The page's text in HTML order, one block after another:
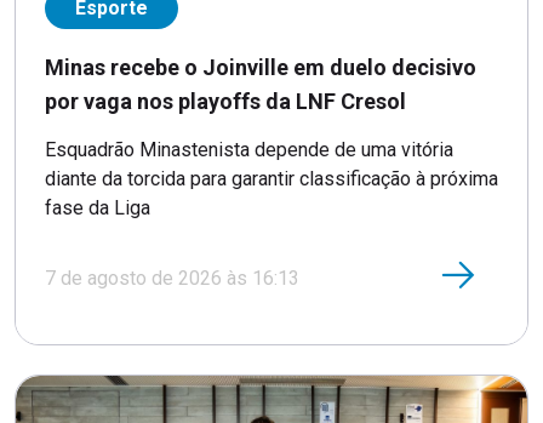
Esporte
Minas recebe o Joinville em duelo decisivo
por vaga nos playoffs da LNF Cresol
Esquadrão Minastenista depende de uma vitória
diante da torcida para garantir classificação à próxima
fase da Liga
7 de agosto de 2026 às 16:13